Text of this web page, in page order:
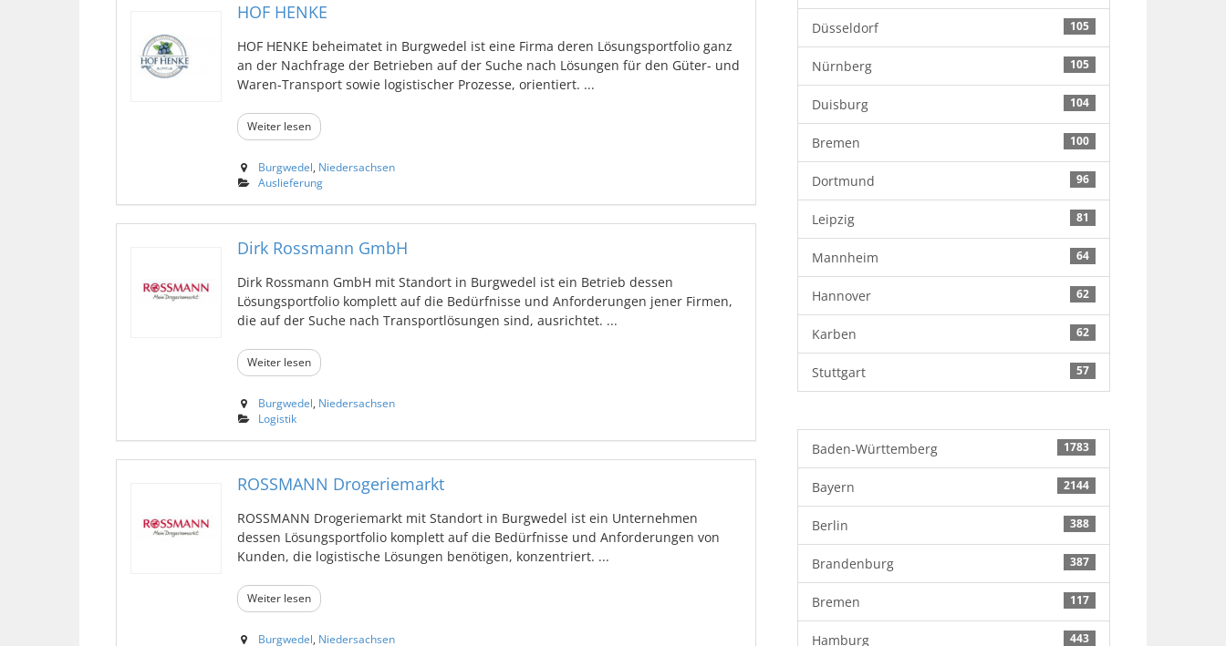
HOF HENKE
HOF HENKE beheimatet in Burgwedel ist eine Firma deren Lösungsportfolio ganz
an der Nachfrage der Betrieben auf der Suche nach Lösungen für den Güter- und
Waren-Transport sowie logistischer Prozesse, orientiert. ...
Weiter lesen
Burgwedel Niedersachsen
Auslieferung
Dirk Rossmann GmbH
Dirk Rossmann GmbH mit Standort in Burgwedel ist ein Betrieb dessen
Lösungsportfolio komplett auf die Bedürfnisse und Anforderungen jener Firmen,
die auf der Suche nach Transportlösungen sind, ausrichtet. ...
Weiter lesen
Burgwedel Niedersachsen
Logistik
ROSSMANN Drogeriemarkt
ROSSMANN Drogeriemarkt mit Standort in Burgwedel ist ein Unternehmen
dessen Lösungsportfolio komplett auf die Bedürfnisse und Anforderungen von
Kunden, die logistische Lösungen benötigen, konzentriert. ...
Weiter lesen
Burgwedel Niedersachsen
105
Düsseldorf
105
Nürnberg
104
Duisburg
100
Bremen
96
Dortmund
81
Leipzig
64
Mannheim
62
Hannover
62
Karben
57
Stuttgart
1783
Baden-Württemberg
2144
Bayern
388
Berlin
387
Brandenburg
117
Bremen
443
Hamburg